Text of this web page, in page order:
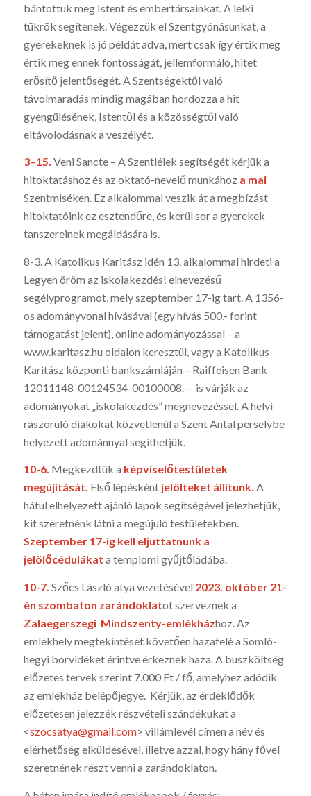
bántottuk meg Istent és embertársainkat. A lelki
tükrök segítenek. Végezzük el Szentgyónásunkat, a
gyerekeknek is jó példát adva, mert csak így értik meg
értik meg ennek fontosságát, jellemformáló, hitet
erősítő jelentőségét. A Szentségektől való
távolmaradás mindig magában hordozza a hit
gyengülésének, Istentől és a közösségtől való
eltávolodásnak a veszélyét.
3–15. Veni Sancte – A Szentlélek segítségét kérjük a
hitoktatáshoz és az oktató-nevelő munkához a mai
Szentmiséken. Ez alkalommal veszik át a megbízást
hitoktatóink ez esztendőre, és kerül sor a gyerekek
tanszereinek megáldására is.
8-3. A Katolikus Karitász idén 13. alkalommal hirdeti a
Legyen öröm az iskolakezdés! elnevezésű
segélyprogramot, mely szeptember 17-ig tart. A 1356-
os adományvonal hívásával (egy hívás 500,- forint
támogatást jelent), online adományozással – a
www.karitasz.hu oldalon keresztül, vagy a Katolikus
Karitász központi bankszámláján – Raiffeisen Bank
12011148-00124534-00100008. – is várják az
adományokat „iskolakezdés” megnevezéssel. A helyi
rászoruló diákokat közvetlenül a Szent Antal perselybe
helyezett adománnyal segíthetjük.
10-6. Megkezdtük a képviselőtestületek
megújítását. Első lépésként jelölteket állítunk. A
hátul elhelyezett ajánló lapok segítségével jelezhetjük,
kit szeretnénk látni a megújuló testületekben.
Szeptember 17-ig kell eljuttatnunk a
jelölőcédulákat a templomi gyűjtőládába.
10-7. Szőcs László atya vezetésével 2023. október 21-
én szombaton zarándoklatot szerveznek a
Zalaegerszegi Mindszenty-emlékházhoz. Az
emlékhely megtekintését követően hazafelé a Somló-
hegyi borvidéket érintve érkeznek haza. A buszköltség
előzetes tervek szerint 7.000 Ft / fő, amelyhez adódik
az emlékház belépőjegye. Kérjük, az érdeklődők
előzetesen jelezzék részvételi szándékukat a
<szocsatya@gmail.com> villámlevél címen a név és
elérhetőség elküldésével, illetve azzal, hogy hány fővel
szeretnének részt venni a zarándoklaton.